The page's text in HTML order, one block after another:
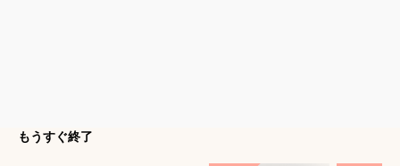
もうすぐ終了